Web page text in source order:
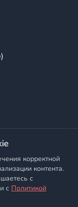
поставки
и
на обработку
корректной
контента.
с
с Политикой